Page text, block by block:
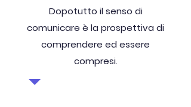
Dopotutto il senso di
comunicare è la prospettiva di
comprendere ed essere
compresi.